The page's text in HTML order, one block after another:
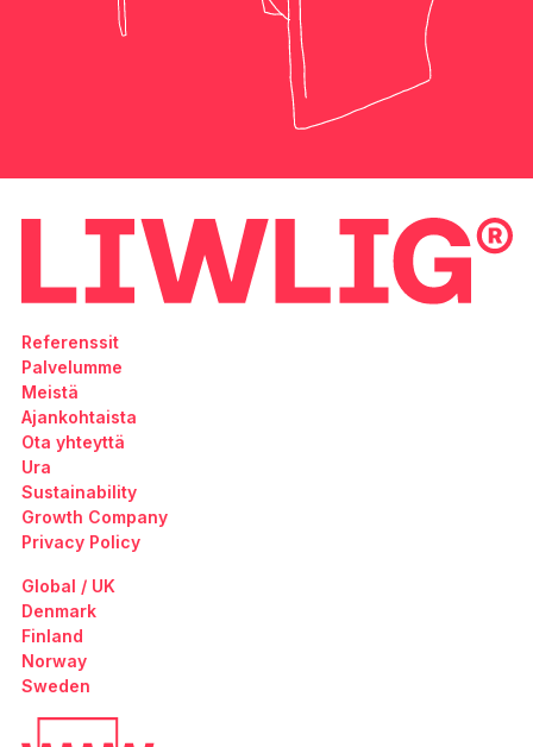
Referenssit
Palvelumme
Meistä
Ajankohtaista
Ota yhteyttä
Ura
Sustainability
Growth Company
Privacy Policy
Global / UK
Denmark
Finland
Norway
Sweden